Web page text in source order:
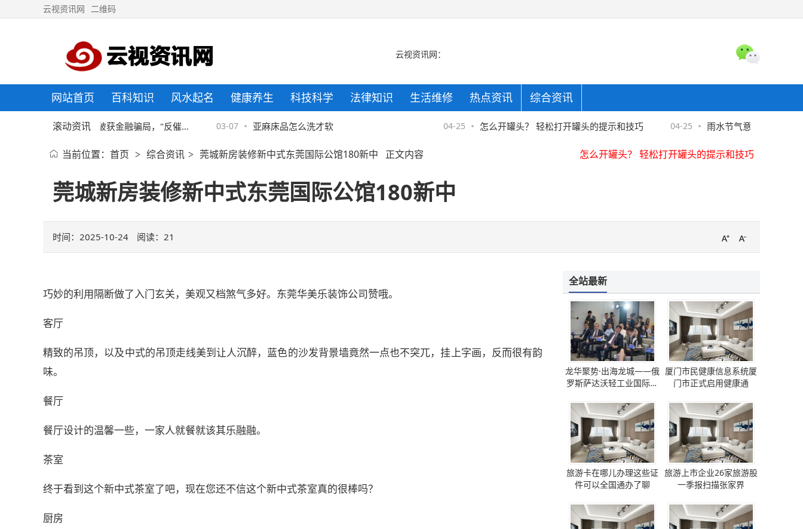
云视资讯网 二维码
云视资讯网：
网站首页 百科知识 风水起名 健康养生 科技科学 法律知识 生活维修 热点资讯 综合资讯
滚动资讯
京东金融协助警方破获金融骗局，"反催
收"套路须严防
03-07 亚麻床品怎么洗才软 04-25 怎么开罐头？ 轻松打开罐头的提示和技巧 04-25 雨水节气意味着什么2023
怎么开罐头？ 轻松打开罐头的提示和技巧
京东金融协助警方破获金融骗局，"反催收"套路须严防
怎么开罐头？ 轻松打开罐头的提示和技巧
当前位置： 首页 > 综合资讯 > 莞城新房装修新中式东莞国际公馆180新中 正文内容
莞城新房装修新中式东莞国际公馆180新中
时间：2025-10-24 阅读： 21
巧妙的利用隔断做了入门玄关，美观又档煞气多好。东莞华美乐装饰公司赞哦。
客厅
精致的吊顶，以及中式的吊顶走线美到让人沉醉，蓝色的沙发背景墙竟然一点也不突兀，挂上字画，反而很有韵
味。
餐厅
餐厅设计的温馨一些，一家人就餐就该其乐融融。
茶室
终于看到这个新中式茶室了吧，现在您还不信这个新中式茶室真的很棒吗？
厨房
全站最新
龙华聚势·出海龙城——俄
罗斯萨达沃轻工业国际论
厦门市民健康信息系统厦
门市正式启用健康通
旅游卡在哪儿办理这些证
件可以全国通办了聊
旅游上市企业26家旅游股
一季报扫描张家界